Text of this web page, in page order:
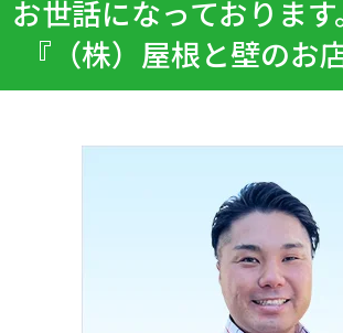
お世話になっております
『（株）屋根と壁のお